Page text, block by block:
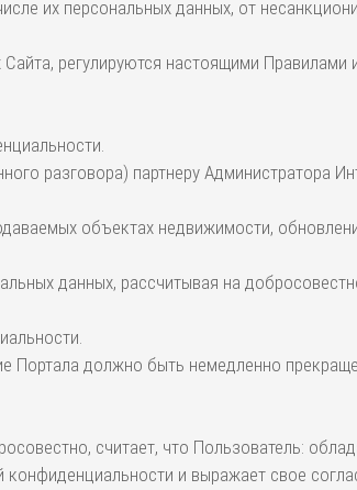
их персональных данных, от
регулируются настоящими
разговора) партнеру Администратора
объектах недвижимости,
данных, рассчитывая на
Портала должно быть немедленно
считает, что Пользователь:
и выражает свое